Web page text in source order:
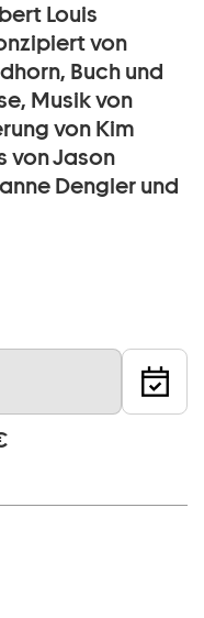
Louis
von
Buch und
Musik von
von Kim
von Jason
Dengler und